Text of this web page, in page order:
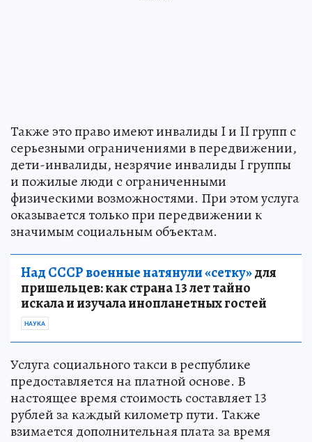
Также это право имеют инвалиды I и II групп с
серьезными ограничениями в передвижении,
дети-инвалиды, незрячие инвалиды I группы
и пожилые люди с ограниченными
физическими возможностями. При этом услуга
оказывается только при передвижении к
значимым социальным объектам.
Над СССР военные натянули «сетку»для
пришельцев: как страна 13 лет тайно
искала и изучала инопланетных гостей
НАУКА
Услуга социального такси в республике
предоставляется на платной основе. В
настоящее время стоимость составляет 13
рублей за каждый километр пути. Также
взимается дополнительная плата за время